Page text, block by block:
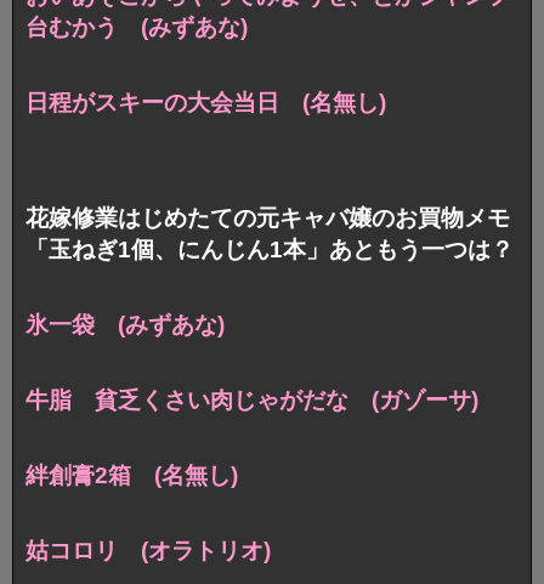
台むかう (みずあな)
日程がスキーの大会当日 (名無し)
花嫁修業はじめたての元キャバ嬢のお買物メモ
「玉ねぎ1個、にんじん1本」あともう一つは？
氷一袋 (みずあな)
牛脂 貧乏くさい肉じゃがだな (ガゾーサ)
絆創膏2箱 (名無し)
姑コロリ (オラトリオ)